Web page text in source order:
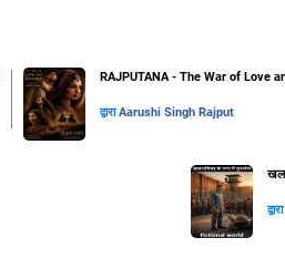
RAJPUTANA - The War of Love
द्वाराAarushi Singh Rajput
द्वारा